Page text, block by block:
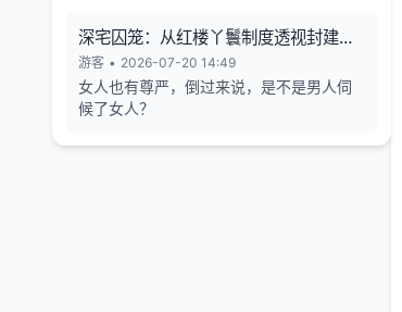
深宅囚笼：从红楼丫鬟制度透视封建女
性的生存异化与人格消解
游客 • 2026-07-20 14:49
女人也有尊严，倒过来说，是不是男人伺
候了女人？